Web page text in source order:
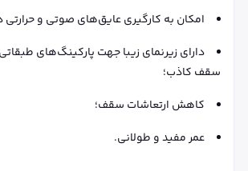
امکان به کارگیری عایق‌های صوتی و
دارای زیرنمای زیبا جهت پارکینگ‌های
سقف کاذب؛
کاهش ارتعاشات سقف؛
عمر مفید و طولانی.